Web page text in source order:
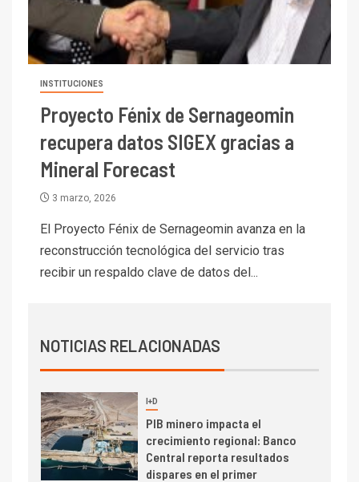
INSTITUCIONES
Proyecto Fénix de Sernageomin
recupera datos SIGEX gracias a
Mineral Forecast
3 marzo, 2026
El Proyecto Fénix de Sernageomin avanza en la
reconstrucción tecnológica del servicio tras
recibir un respaldo clave de datos del...
NOTICIAS RELACIONADAS
I+D
BHP proyecta producción de
cobre cercana a 2 millones de
toneladas tras récord en
7 I+D
Codelco reporta Ebitda de US$
6.670 millones y mejora sus
indicadores financieros
Codelco Ventanas prueba
camión 100% eléctrico para
transportar cátodos al Puerto
de San Antonio
Producción minera en mayo de
2026 cae 10,6%
3 I+D
PIB minero impacta el
crecimiento regional: Banco
Central reporta resultados
dispares en el primer